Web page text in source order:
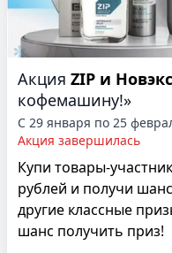
Акция ZIP и Новэкс
кофемашину!»
С 29 января по 25
Акция завершилась
Купи товары-
рублей и получи
другие классные
шанс получить приз!